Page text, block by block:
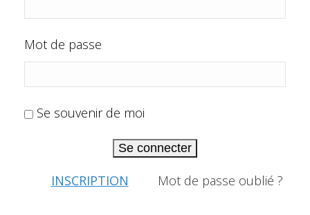
Mot de passe
Se souvenir de moi
Se connecter
INSCRIPTION Mot de passe oublié ?